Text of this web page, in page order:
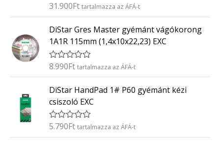
s
:
/
5
É
é
k
e
l
é
s
:
/
5
31.900Ft tartalmazza az ÁFÁ-t
DiStar Gres Master gyémánt vágókorong
1A1R 115mm (1,4x10x22,23) EXC
É
é
e
l
é
s
:
8.990Ft tartalmazza az ÁFÁ-t
DiStar HandPad 1# P60 gyémánt kézi
csiszoló EXC
É
5.790Ft tartalmazza az ÁFÁ-t